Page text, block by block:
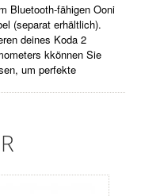
Bluetooth-fähigen Ooni
(separat erhältlich).
deines Koda 2
kkönnen Sie
um perfekte